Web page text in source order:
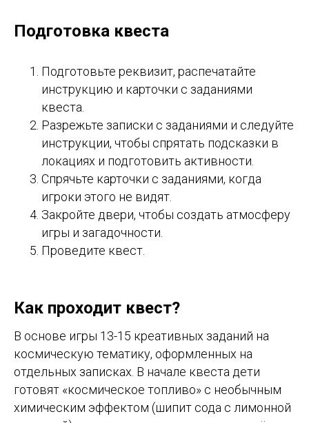
Подготовка квеста
Подготовьте реквизит, распечатайте
инструкцию и карточки с заданиями
квеста.
Разрежьте записки с заданиями и следуйте
инструкции, чтобы спрятать подсказки в
локациях и подготовить активности.
Спрячьте карточки с заданиями, когда
игроки этого не видят.
Закройте двери, чтобы создать атмосферу
игры и загадочности.
Проведите квест.
Как проходит квест?
В основе игры 13-15 креативных заданий на
космическую тематику, оформленных на
отдельных записках. В начале квеста дети
готовят «космическое топливо» с необычным
химическим эффектом (шипит сода с лимонной